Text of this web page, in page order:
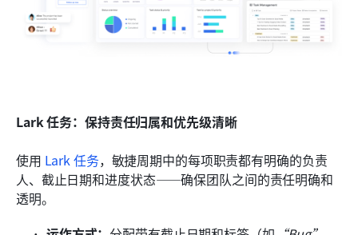
Lark 任务：保持责任归属和优先级清晰
使用 Lark 任务，敏捷周期中的每项职责都有明确的负责
人、截止日期和进度状态——确保团队之间的责任明确和
透明。